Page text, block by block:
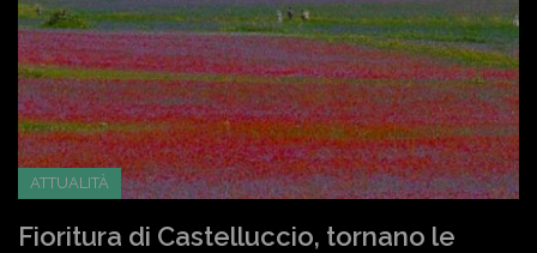
ATTUALITÀ
Fioritura di Castelluccio, tornano le